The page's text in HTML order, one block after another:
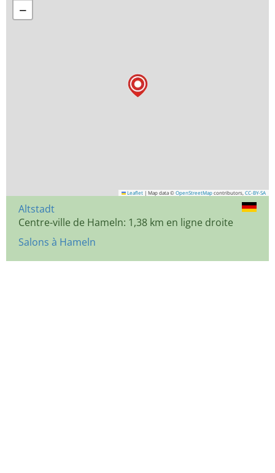
−
Leaflet | Map data © OpenStreetMap contributors, CC-BY-SA
Altstadt
Centre-ville de Hameln: 1,38 km en ligne droite
Salons à Hameln